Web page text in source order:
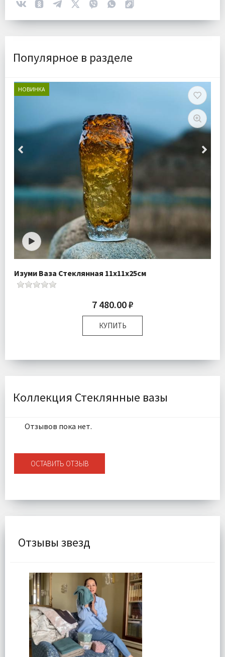
Популярное в разделе
НОВИНКА
Изуми Ваза Стеклянная 11х11х25см
7 480.00 ₽
КУПИТЬ
Доставка:
Бесплатно
Коллекция Стеклянные вазы
Отзывов пока нет.
ОСТАВИТЬ ОТЗЫВ
Отзывы звезд